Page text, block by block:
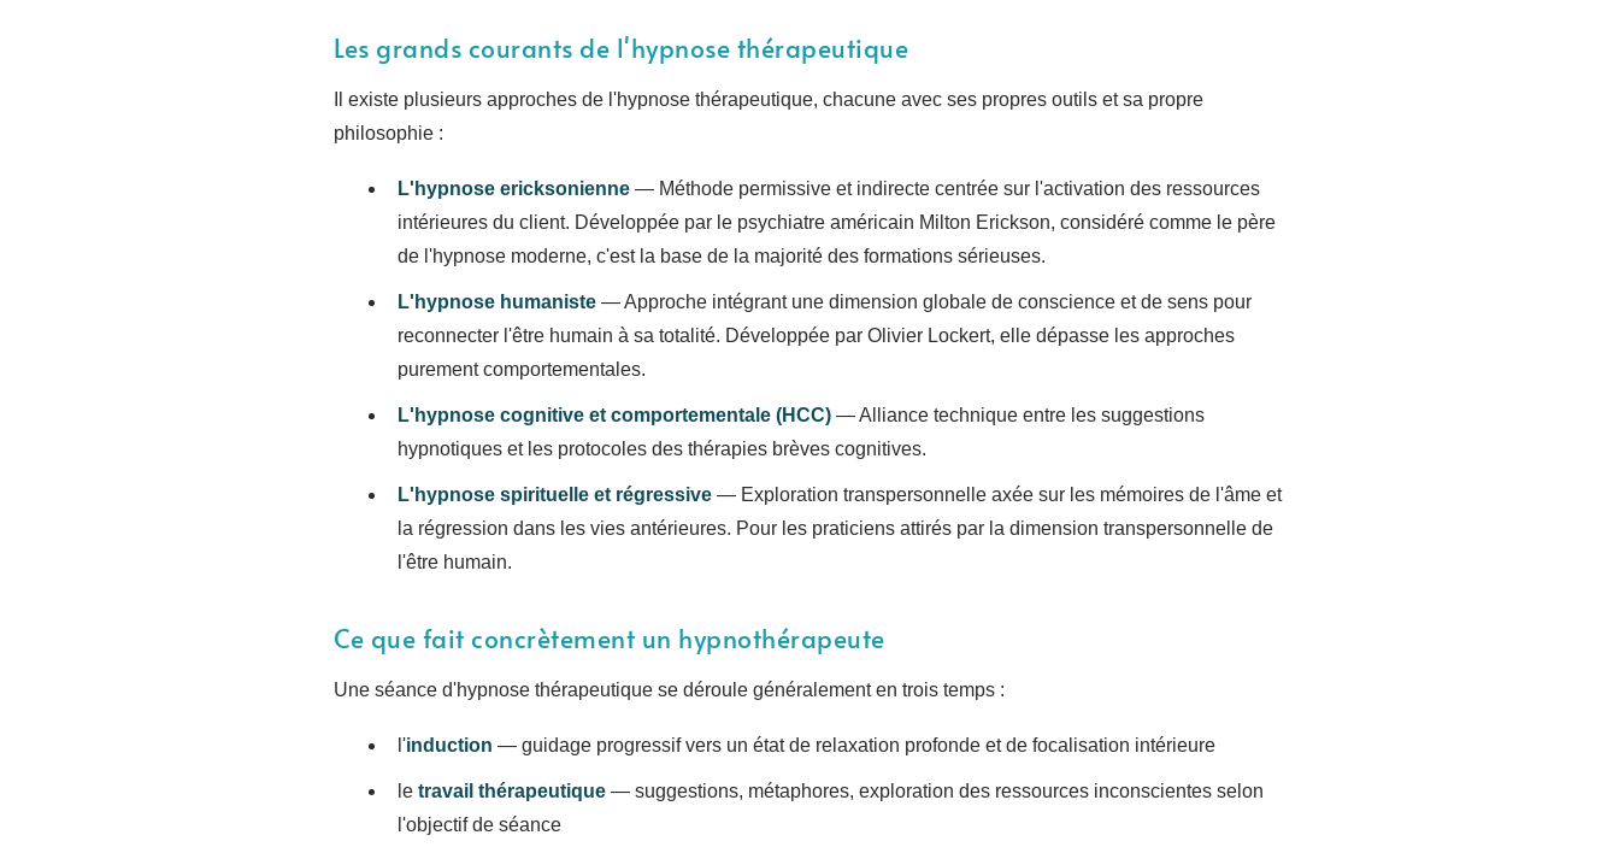
Les grands courants de l'hypnose thérapeutique
Il existe plusieurs approches de l'hypnose thérapeutique, chacune avec ses propres outils et sa propre
philosophie :
L'hypnose ericksonienne — Méthode permissive et indirecte centrée sur l'activation des ressources
intérieures du client. Développée par le psychiatre américain Milton Erickson, considéré comme le père
de l'hypnose moderne, c'est la base de la majorité des formations sérieuses.
L'hypnose humaniste — Approche intégrant une dimension globale de conscience et de sens pour
reconnecter l'être humain à sa totalité. Développée par Olivier Lockert, elle dépasse les approches
purement comportementales.
L'hypnose cognitive et comportementale (HCC) — Alliance technique entre les suggestions
hypnotiques et les protocoles des thérapies brèves cognitives.
L'hypnose spirituelle et régressive — Exploration transpersonnelle axée sur les mémoires de l'âme et
la régression dans les vies antérieures. Pour les praticiens attirés par la dimension transpersonnelle de
l'être humain.
Ce que fait concrètement un hypnothérapeute
Une séance d'hypnose thérapeutique se déroule généralement en trois temps :
l'induction — guidage progressif vers un état de relaxation profonde et de focalisation intérieure
le travail thérapeutique — suggestions, métaphores, exploration des ressources inconscientes selon
l'objectif de séance